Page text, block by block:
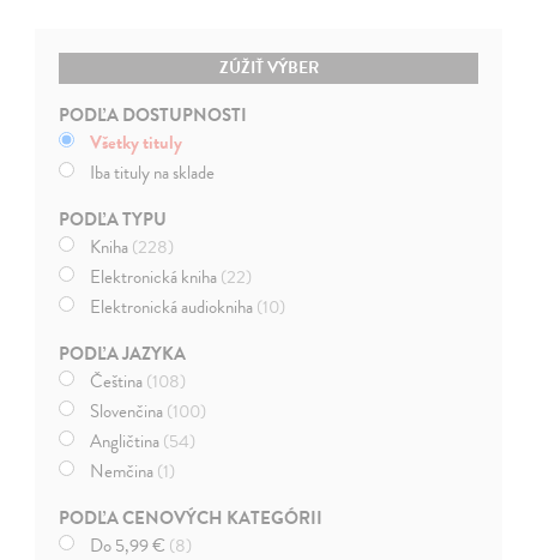
ZÚŽIŤ VÝBER
PODĽA DOSTUPNOSTI
Všetky tituly
Iba tituly na sklade
PODĽA TYPU
Kniha(228)
Elektronická kniha(22)
Elektronická audiokniha(10)
PODĽA JAZYKA
Čeština(108)
Slovenčina(100)
Angličtina(54)
Nemčina(1)
PODĽA CENOVÝCH KATEGÓRII
Do 5,99 € (8)